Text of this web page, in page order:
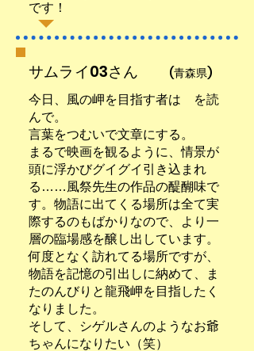
です！
​サムライ03さん (青森県)
今日、風の岬を目指す者は を読
んで。
言葉をつむいで文章にする。
まるで映画を観るように、情景が
頭に浮かびグイグイ引き込まれ
る……風祭先生の作品の醍醐味で
す。物語に出てくる場所は全て実
際するのもばかりなので、より一
層の臨場感を醸し出しています。
何度となく訪れてる場所ですが、
物語を記憶の引出しに納めて、ま
たのんびりと龍飛岬を目指したく
なりました。
そして、シゲルさんのようなお爺
ちゃんになりたい（笑）